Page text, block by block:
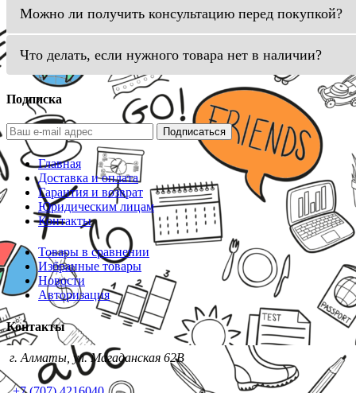
Можно ли получить консультацию перед покупкой?
Что делать, если нужного товара нет в наличии?
Подписка
Подписаться
Главная
Доставка и оплата
Гарантия и возврат
Юридическим лицам
Контакты
Товары в сравнении
Избранные товары
Новости
Авторизация
Контакты
г. Алматы, ул. Магаданская 62В